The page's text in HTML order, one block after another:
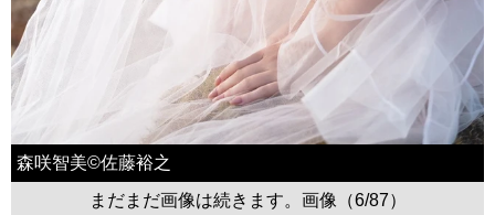
森咲智美©佐藤裕之
まだまだ画像は続きます。画像（6/87）